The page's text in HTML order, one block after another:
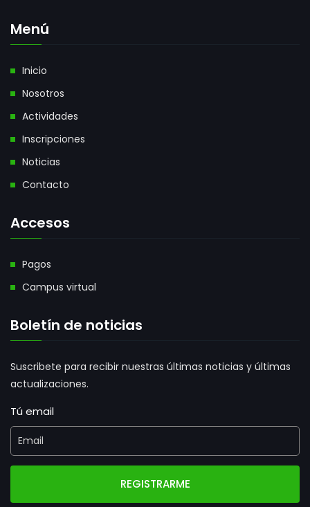
Menú
Inicio
Nosotros
Actividades
Inscripciones
Noticias
Contacto
Accesos
Pagos
Campus virtual
Boletín de noticias
Suscribete para recibir nuestras últimas noticias y últimas
actualizaciones.
Tú email
REGISTRARME